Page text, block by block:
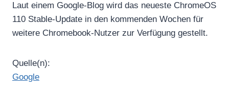
Laut einem Google-Blog wird das neueste ChromeOS
110 Stable-Update in den kommenden Wochen für
weitere Chromebook-Nutzer zur Verfügung gestellt.
Quelle(n):
Google